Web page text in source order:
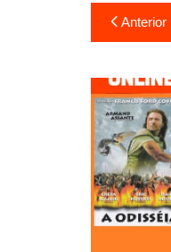
a
v
e
g
a
ç
Anterior